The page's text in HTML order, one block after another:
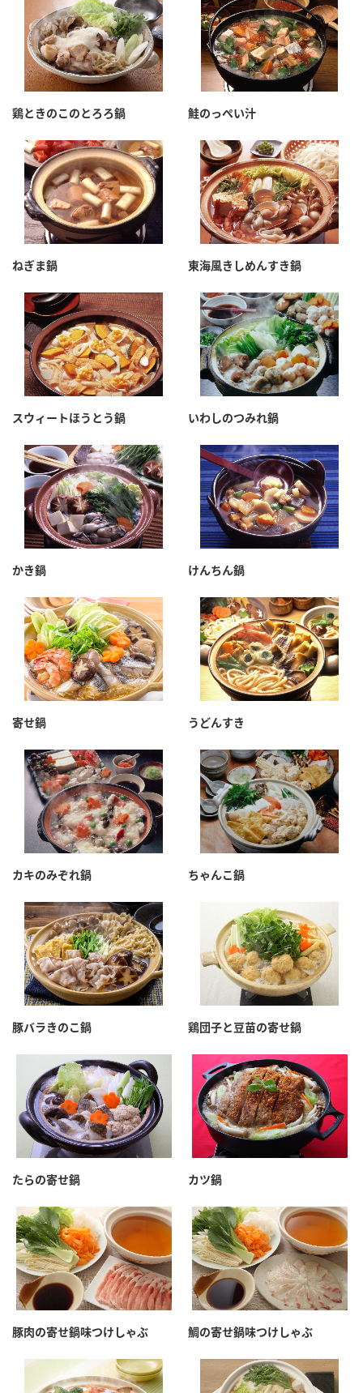
ふりかけ おすしの素
納豆 Fibee
鍋なび
納豆のサイト
PIN印
三ツ判山吹
千夜
スペシャルサイト
お酢を知ろう！
すしラボ
ぽん酢サワー
鍋奉行マニュアル
ミツカンのCM
ロングセラー商品 ＋ おすすめレシピ
人気商品 ＋ おすすめレシピ
水の文化センター（アーカイブ）
ZENB initiative
MIM（ミツカンミュージアム）
各部門が大切にしていること
おいしさと健康への取り組み
キッザニア東京「ぽん酢工房」
お客様相談センター
お客様の声をいかしました
よくあるご質問
お問い合わせ
ミツカン公式通販
検索
業務用サイト ミツカングループについて 製造所固有記号一覧
鶏ときのこのとろろ鍋 鮭のっぺい汁
ねぎま鍋 東海風きしめんすき鍋
スウィートほうとう鍋 いわしのつみれ鍋
かき鍋 けんちん鍋
寄せ鍋 うどんすき
カキのみぞれ鍋 ちゃんこ鍋
豚バラきのこ鍋 鶏団子と豆苗の寄せ鍋
たらの寄せ鍋 カツ鍋
豚肉の寄せ鍋味つけしゃぶ 鯛の寄せ鍋味つけしゃぶ